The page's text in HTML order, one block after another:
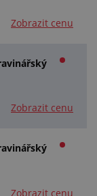
Zobrazit cenu
Zobrazit cenu
Zobrazit cenu